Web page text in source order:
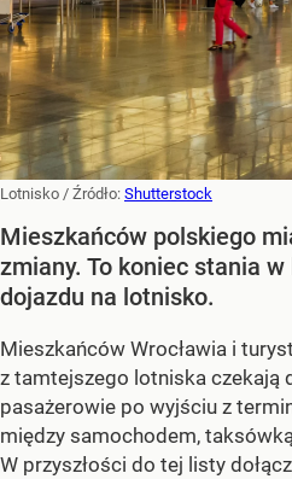
Lotnisko / Źródło: Shutterstock
Mieszkańców polskiego
zmiany. To koniec stania
dojazdu na lotnisko.
Mieszkańców Wrocławia i
z tamtejszego lotniska czekają
pasażerowie po wyjściu z
między samochodem,
W przyszłości do tej listy